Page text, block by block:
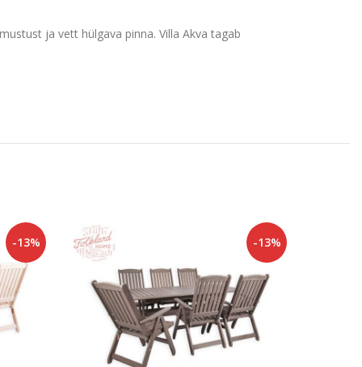
ja vett hülgava pinna. Villa Akva tagab
-13% -13%